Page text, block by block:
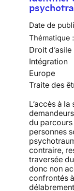
Date de
Thématique :
Droit d’asile
Intégration
Europe
Traite des
L’accès à
du parcours
personnes
contraire,
traversée
donc non
confrontés